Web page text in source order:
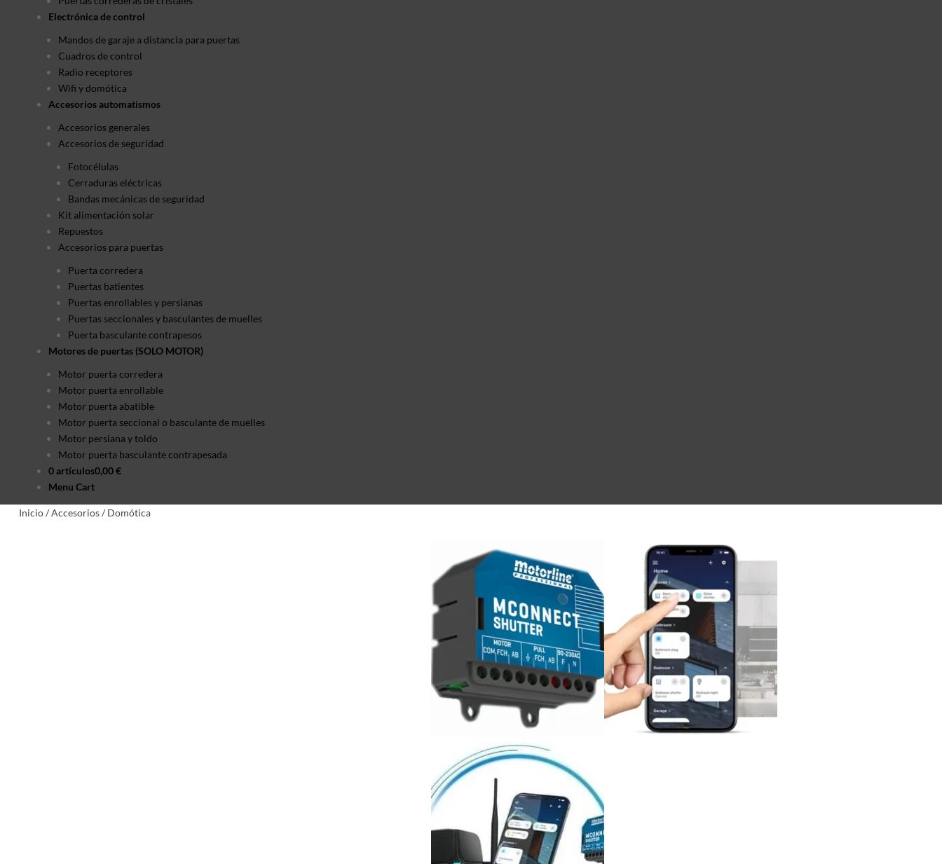
Electrónica de control
Mandos de garaje a distancia para puertas
Cuadros de control
Radio receptores
Wifi y domótica
Accesorios automatismos
Accesorios generales
Accesorios de seguridad
Fotocélulas
Cerraduras eléctricas
Bandas mecánicas de seguridad
Kit alimentación solar
Repuestos
Accesorios para puertas
Puerta corredera
Puertas batientes
Puertas enrollables y persianas
Puertas seccionales y basculantes de muelles
Puerta basculante contrapesos
Motores de puertas (SOLO MOTOR)
Motor puerta corredera
Motor puerta enrollable
Motor puerta abatible
Motor puerta seccional o basculante de muelles
Motor persiana y toldo
Motor puerta basculante contrapesada
0 artículos0,00 €
Menu Cart
Inicio/Accesorios/ Domótica